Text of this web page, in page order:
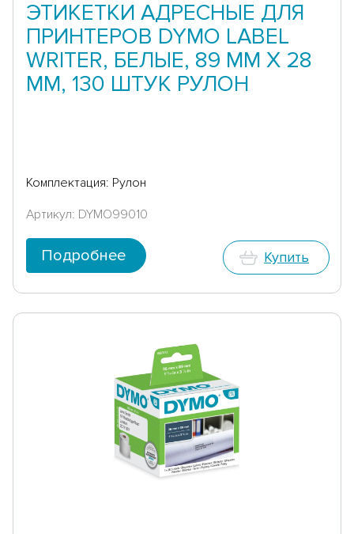
ЭТИКЕТКИ АДРЕСНЫЕ ДЛЯ
ПРИНТЕРОВ DYMO LABEL
WRITER, БЕЛЫЕ, 89 ММ X 28
ММ, 130 ШТУК РУЛОН
Комплектация: Рулон
Артикул: DYMO99010
Подробнее Купить